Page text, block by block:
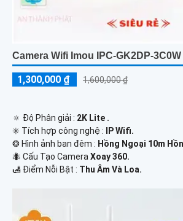
Camera Wifi Imou IPC-GK2DP-3C0W
1,300,000 ₫ 1,600,000 ₫
🔅 Độ Phân giải : 2K Lite .
✳️ Tích hợp công nghệ : IP Wifi.
❂ Hình ảnh ban đêm : Hồng Ngoại 10m
🐜 Cấu Tạo Camera Xoay 360.
️🛃 Điểm Nỗi Bật : Thu Âm Và Loa.